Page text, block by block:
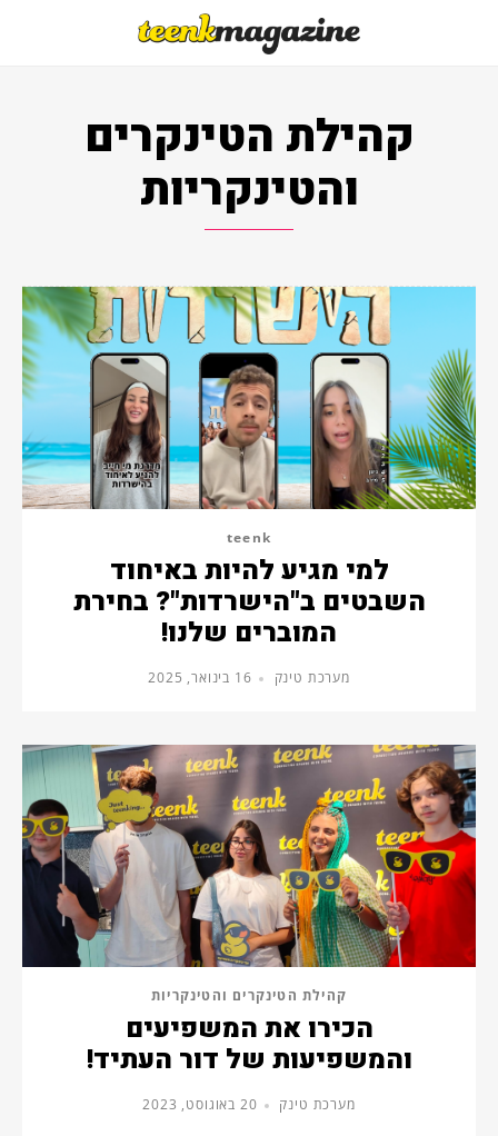
קהילת הטינקרים
והטינקריות
teenk
למי מגיע להיות באיחוד
השבטים ב"הישרדות"? בחירת
המוברים שלנו!
מערכת טינק 16 בינואר, 2025
קהילת הטינקרים והטינקריות
הכירו את המשפיעים
והמשפיעות של דור העתיד!
מערכת טינק 20 באוגוסט, 2023